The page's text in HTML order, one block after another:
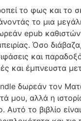
το φως και το
το μια
epub
Όσο
και
και έμπνευστα
δωρεάν τον
μου, αλλά η
το βιβλίο